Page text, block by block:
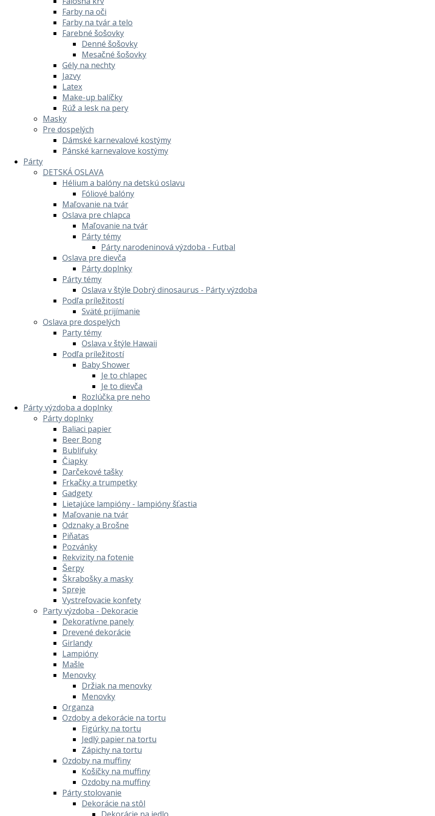
Farby na oči
Farby na tvár a telo
Farebné šošovky
Denné šošovky
Mesačné šošovky
Gély na nechty
Jazvy
Latex
Make-up balíčky
Rúž a lesk na pery
Masky
Pre dospelých
Dámské karnevalové kostýmy
Pánské karnevalove kostýmy
Párty
DETSKÁ OSLAVA
Hélium a balóny na detskú oslavu
Fóliové balóny
Maľovanie na tvár
Oslava pre chlapca
Maľovanie na tvár
Párty témy
Párty narodeninová výzdoba - Futbal
Oslava pre dievča
Párty doplnky
Párty témy
Oslava v štýle Dobrý dinosaurus - Párty výzdoba
Podľa príležitostí
Sväté prijímanie
Oslava pre dospelých
Party témy
Oslava v štýle Hawaii
Podľa príležitostí
Baby Shower
Je to chlapec
Je to dievča
Rozlúčka pre neho
Párty výzdoba a doplnky
Párty doplnky
Baliaci papier
Beer Bong
Bublifuky
Čiapky
Darčekové tašky
Frkačky a trumpetky
Gadgety
Lietajúce lampióny - lampióny šťastia
Maľovanie na tvár
Odznaky a Brošne
Piňatas
Pozvánky
Rekvizity na fotenie
Šerpy
Škrabošky a masky
Spreje
Vystreľovacie konfety
Party výzdoba - Dekoracie
Dekoratívne panely
Drevené dekorácie
Girlandy
Lampióny
Mašle
Menovky
Držiak na menovky
Menovky
Organza
Ozdoby a dekorácie na tortu
Figúrky na tortu
Jedlý papier na tortu
Zápichy na tortu
Ozdoby na muffiny
Košíčky na muffiny
Ozdoby na muffiny
Párty stolovanie
Dekorácie na stôl